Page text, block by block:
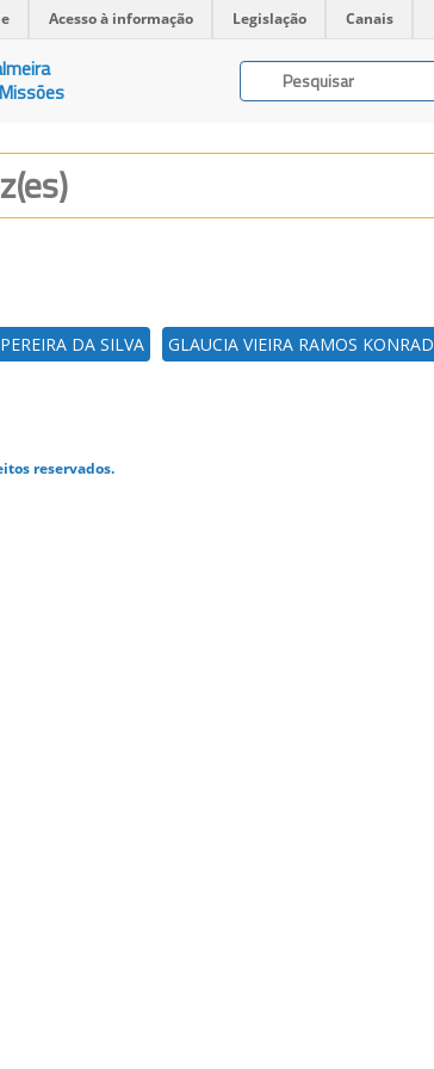
Acesso à informação Legislação Canais
DA SILVA GLAUCIA VIEIRA RAMOS KONRAD
reservados.